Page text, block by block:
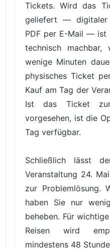
Tickets. Wird das
geliefert — digitaler
PDF per E-Mail — ist
technisch
wenige Minuten
physisches Ticket
Kauf am Tag der
Ist das Ticket
vorgesehen, ist die
Tag verfügbar.
Schließlich lässt
Veranstaltung 24.
zur Problemlösung.
haben Sie nur
beheben. Für
Reisen wird
mindestens 48